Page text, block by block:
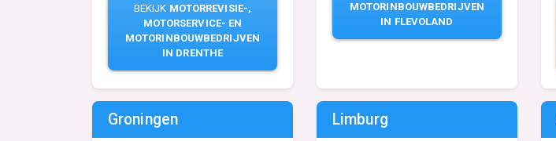
BEKIJK MOTORREVISIE-,
MOTORSERVICE- EN
MOTORINBOUWBEDRIJVEN
IN DRENTHE
MOTORINBOUWBEDRIJVEN
IN FLEVOLAND
Groningen Limburg